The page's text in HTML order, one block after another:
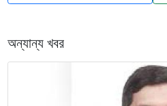
অন্যান্য খবর